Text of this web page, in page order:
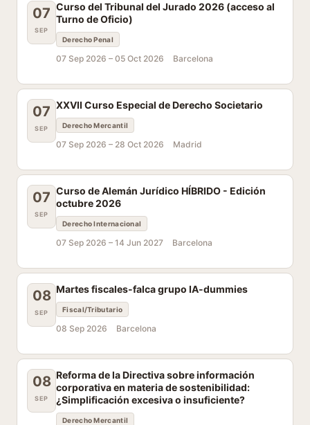
07
SEP
Curso del Tribunal del Jurado 2026 (acceso al
Turno de Oficio)
Derecho Penal
07 Sep 2026 – 05 Oct 2026 Barcelona
07
SEP
XXVII Curso Especial de Derecho Societario
Derecho Mercantil
07 Sep 2026 – 28 Oct 2026 Madrid
07
SEP
Curso de Alemán Jurídico HÍBRIDO - Edición
octubre 2026
Derecho Internacional
07 Sep 2026 – 14 Jun 2027 Barcelona
08
SEP
Martes fiscales-falca grupo IA-dummies
Fiscal/Tributario
08 Sep 2026 Barcelona
08
SEP
Reforma de la Directiva sobre información
corporativa en materia de sostenibilidad:
¿Simplificación excesiva o insuficiente?
Derecho Mercantil